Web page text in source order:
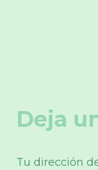
Deja
Tu dirección